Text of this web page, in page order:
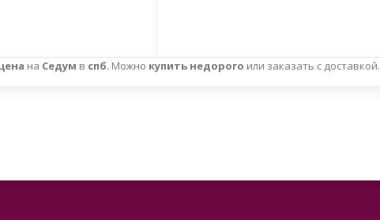
на Седум в спб. Можно купить недорого или заказать с доставкой.